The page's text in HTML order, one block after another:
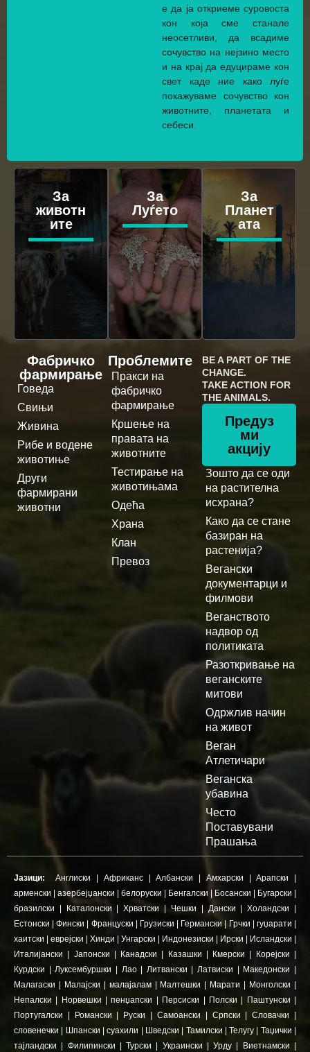
е да ја откриеме суровоста
кон која сме станале
неосетливи, да всадиме
сочувство на нејзино место
и на крај да едуцираме кон
свет каде ние како луѓе
покажуваме сочувство кон
животните, планетата и
себеси.
За
животн
ите
За
Луѓето
За
Планет
ата
Фабричко
фармирање
Говеда
Свињи
Живина
Рибе и водене
животиње
Други
фармирани
животни
Проблемите
Пракси на
фабричко
фармирање
Кршење на
правата на
животните
Тестирање на
животињама
Одећа
Храна
Клан
Превоз
BE A PART OF THE
CHANGE.
TAKE ACTION FOR
THE ANIMALS.
Предуз
ми
акцију
Зошто да се оди
на растителна
исхрана?
Како да се стане
базиран на
растенија?
Вегански
документарци и
филмови
Веганството
надвор од
политиката
Разоткривање на
веганските
митови
Одржлив начин
на живот
Веган
Атлетичари
Веганска
убавина
Често
Поставувани
Прашања
Јазици: Англиски Африканс|Албански Амхарски |Арапски
арменски
азербејџански белоруски Бенгалски Босански Бугарски
бразилски
Каталонски |Хрватски Чешки Дански |Холандски
Естонски |Фински Француски Грузиски Германски Грчки гуџарати
хаитски
еврејски Хинди Унгарски Индонезиски Ирски Исландски
Италијански
Јапонски Канадски Казашки Кмерски Корејски
Курдски |Луксембуршки Лао| Литвански |Латвиски Македонски
Малагаски
Малајски малајалам| Малтешки Марати Монголски
Непалски
Норвешки |пенџапски Персиски Полски Паштунски
Португалски
Романски Руски Самоански Српски |Словачки
словенечки
Шпански |суахили Шведски Тамилски |Телугу Таџички
тајландски
Филипински |Турски Украински |Урду Виетнамски